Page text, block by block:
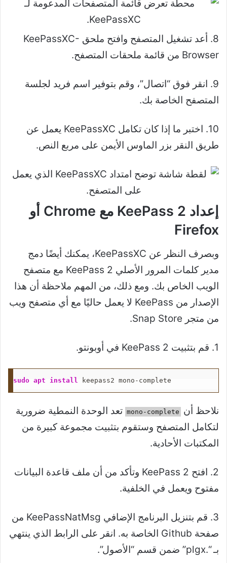
8. أعد تشغيل المتصفح وافتح ملحق KeePassXC-
Browser من قائمة ملحقات المتصفح.
9. انقر فوق “اتصال”، وقم بتوفير اسم فريد لجلسة
المتصفح الخاصة بك.
10. اختبر ما إذا كان تكامل KeePassXC يعمل عن
طريق النقر بزر الماوس الأيمن على مربع النص.
إعداد KeePass 2 مع Chrome أو
Firefox
وبصرف النظر عن KeePassXC، يمكنك أيضًا دمج
مدير كلمات المرور الأصلي KeePass 2 مع متصفح
الويب الخاص بك. ومع ذلك، من المهم ملاحظة أن هذا
الإصدار من KeePass لا يعمل حاليًا مع أي متصفح ويب
من متجر Snap Store.
1. قم بتثبيت KeePass 2 في أوبونتو.
sudo apt install keepass2 mono-complete
نلاحظ أن mono-complete تعد الوحدة النمطية ضرورية
لتكامل المتصفح وستقوم بتثبيت مجموعة كبيرة من
المكتبات الأحادية.
2. افتح KeePass 2 وتأكد من أن ملف قاعدة البيانات
مفتوح ويعمل في الخلفية.
3. قم بتنزيل البرنامج الإضافي KeePassNatMsg من
صفحة Github الخاصة به. انقر على الرابط الذي ينتهي
بـ “.plgx” ضمن قسم “الأصول”.